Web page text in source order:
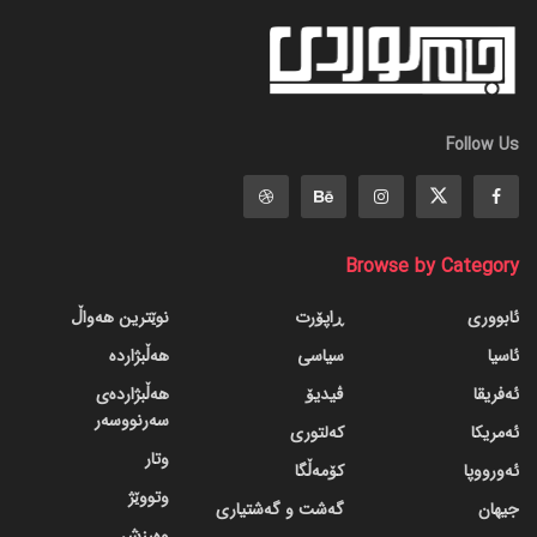
Follow Us
Browse by Category
ئابووری
ئاسیا
ئەفریقا
ئەمریکا
ئەورووپا
جیهان
ڕاپۆرت
سیاسی
ڤیدیۆ
کەلتوری
کۆمەڵگا
گه‌شت و گه‌شتیاری
نوێترین هەواڵ
هەڵبژاردە
هەڵبژاردەی
سەرنووسەر
وتار
وتووێژ